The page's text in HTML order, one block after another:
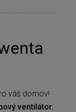
váš domov!
ventilátor.